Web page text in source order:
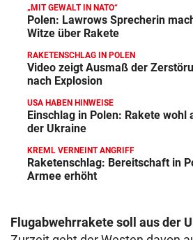
„MIT GEWALT IN NATO“
Polen: Lawrows Sprecherin
Witze über Rakete
RAKETENSCHLAG IN POLEN
Video zeigt Ausmaß der
nach Explosion
USA HABEN HINWEISE
Einschlag in Polen: Rakete wohl
der Ukraine
KREML VERNEINT ANGRIFF
Raketenschlag: Bereitschaft in
Armee erhöht
Flugabwehrrakete soll aus der